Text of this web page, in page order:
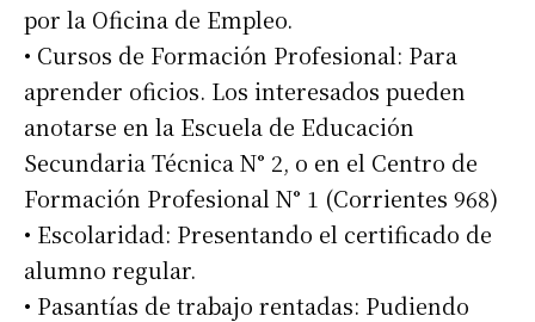
por la Oficina de Empleo.
• Cursos de Formación Profesional: Para
aprender oficios. Los interesados pueden
anotarse en la Escuela de Educación
Secundaria Técnica N° 2, o en el Centro de
Formación Profesional N° 1 (Corrientes 968)
• Escolaridad: Presentando el certificado de
alumno regular.
• Pasantías de trabajo rentadas: Pudiendo